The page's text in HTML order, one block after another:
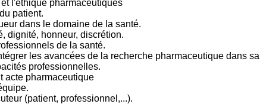
l'éthique pharmaceutiques
patient.
dans le domaine de la santé.
dignité, honneur, discrétion.
de la santé.
les avancées de la recherche pharmaceutique dans
professionnelles.
acte pharmaceutique
(patient, professionnel,...).